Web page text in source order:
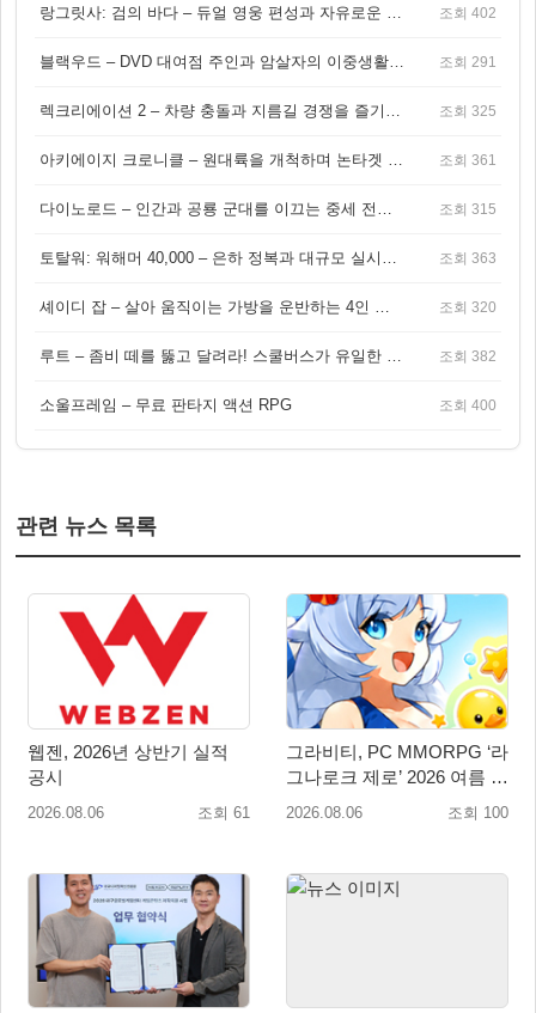
랑그릿사: 검의 바다 – 듀얼 영웅 편성과 자유로운 탐험을 결합한 판타지 전략 RPG 조회 402
블랙우드 – DVD 대여점 주인과 암살자의 이중생활을 그린 3인칭 액션 스릴러 게임 조회 291
렉크리에이션 2 – 차량 충돌과 지름길 경쟁을 즐기는 오픈월드 아케이드 레이싱 게임 조회 325
아키에이지 크로니클 – 원대륙을 개척하며 논타겟 전투를 즐기는 오픈월드 MMORPG 조회 361
다이노로드 – 인간과 공룡 군대를 이끄는 중세 전략 액션 RPG 조회 315
토탈워: 워해머 40,000 – 은하 정복과 대규모 실시간 전투가 결합된 전략 게임! 조회 363
셰이디 잡 – 살아 움직이는 가방을 운반하는 4인 협동 물리 어드벤처 게임 조회 320
루트 – 좀비 떼를 뚫고 달려라! 스쿨버스가 유일한 집이 되는 4인 협동 생존 게임 조회 382
소울프레임 – 무료 판타지 액션 RPG 조회 400
관련 뉴스 목록
웹젠, 2026년 상반기 실적
공시
2026.08.06 조회 61
그라비티, PC MMORPG ‘라
그나로크 제로’ 2026 여름 프
로모션 진행!
2026.08.06 조회 100